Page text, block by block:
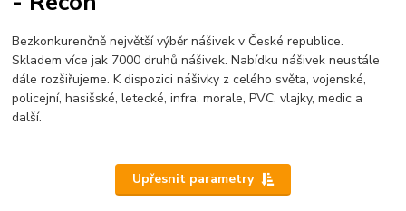
Bezkonkurenčně největší výběr nášivek v České republice.
Skladem více jak 7000 druhů nášivek. Nabídku nášivek neustále
dále rozšiřujeme. K dispozici nášivky z celého světa, vojenské,
policejní, hasišské, letecké, infra, morale, PVC, vlajky, medic a
další.
Upřesnit parametry